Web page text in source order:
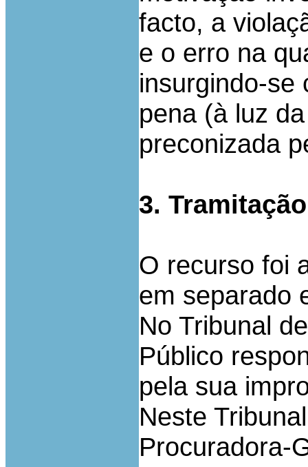
facto, a
e o erro na
insurgindo-se
pena (à luz
preconizada
3.
O recurso foi
em separado
No Tribunal
Público
pela sua
Neste
Procuradora-